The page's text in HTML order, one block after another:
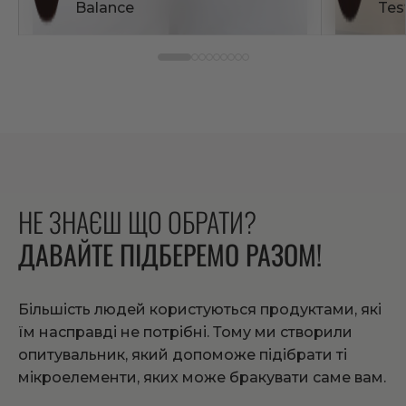
Balance
НЕ ЗНАЄШ ЩО ОБРАТИ?
ДАВАЙТЕ ПІДБЕРЕМО РАЗОМ!
Більшість людей користуються продуктами, які
їм насправді не потрібні. Тому ми створили
опитувальник, який допоможе підібрати ті
мікроелементи, яких може бракувати саме вам.